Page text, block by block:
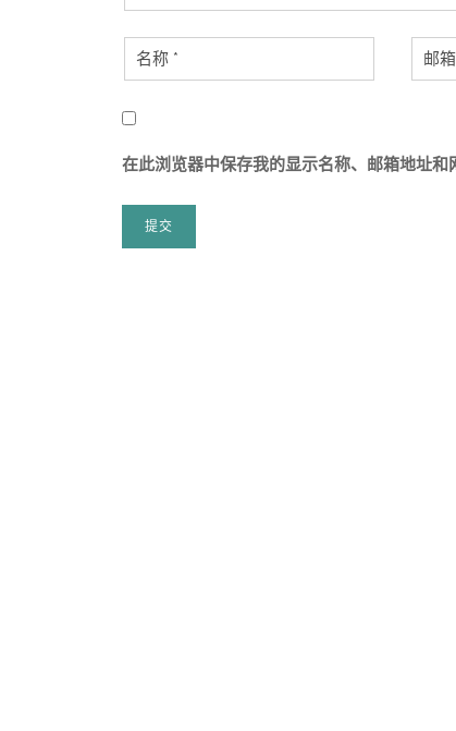
在此浏览器中保存我的显示名称、邮箱地址和